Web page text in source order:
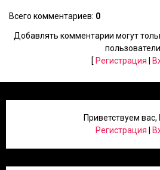
Всего комментариев: 0
Добавлять комментарии могут
пользователи.
[ Регистрация
Приветствуем вас,
Регистрация